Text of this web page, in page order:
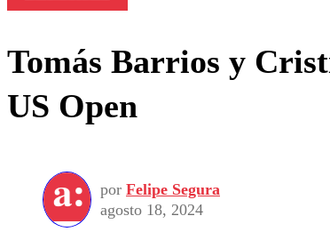
Tomás Barrios y
US Open
por Felipe Segura
agosto 18, 2024